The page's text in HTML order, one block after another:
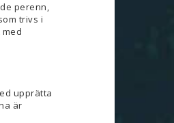
perenn,
trivs i
upprätta
är